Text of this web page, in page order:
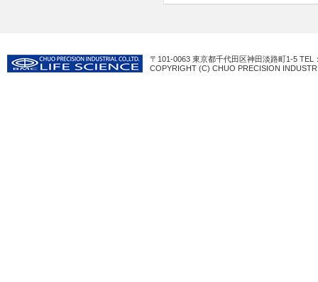
〒101-0063 東京都千代田区神田淡路町1-5 TEL
COPYRIGHT (C) CHUO PRECISION